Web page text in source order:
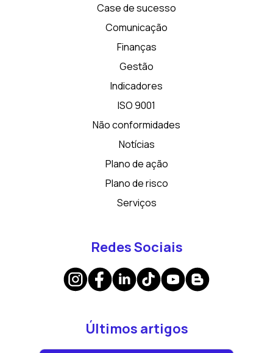
Case de sucesso
Comunicação
Finanças
Gestão
Indicadores
ISO 9001
Não conformidades
Notícias
Plano de ação
Plano de risco
Serviços
Redes Sociais
Últimos artigos